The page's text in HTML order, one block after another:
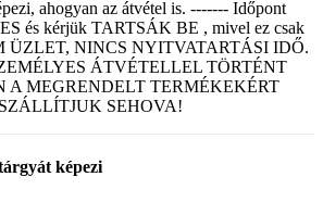
ahogyan az átvétel is. ------- Időpont
és kérjük TARTSÁK BE , mivel ez csak
ÜZLET, NINCS NYITVATARTÁSI IDŐ.
ÁTVÉTELLEL TÖRTÉNT
A MEGRENDELT TERMÉKEKÉRT
SEHOVA!
képezi